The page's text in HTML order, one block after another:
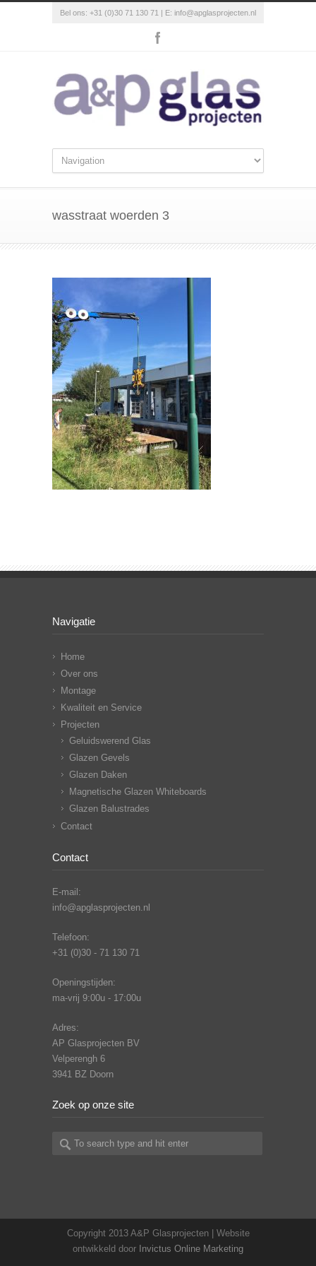
Bel ons: +31 (0)30 71 130 71 | E: info@apglasprojecten.nl
wasstraat woerden 3
Navigatie
Home
Over ons
Montage
Kwaliteit en Service
Projecten
Geluidswerend Glas
Glazen Gevels
Glazen Daken
Magnetische Glazen Whiteboards
Glazen Balustrades
Contact
Contact
E-mail:
info@apglasprojecten.nl
Telefoon:
+31 (0)30 - 71 130 71
Openingstijden:
ma-vrij 9:00u - 17:00u
Adres:
AP Glasprojecten BV
Velperengh 6
3941 BZ Doorn
Zoek op onze site
Copyright 2013 A&P Glasprojecten | Website
ontwikkeld door Invictus Online Marketing